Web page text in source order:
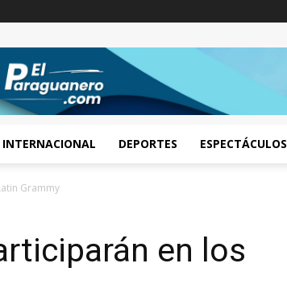
INTERNACIONAL DEPORTES ESPECTÁCULOS
Grammy
en los